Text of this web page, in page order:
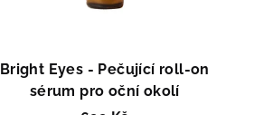
Bright Eyes - Pečující roll-on
sérum pro oční okolí